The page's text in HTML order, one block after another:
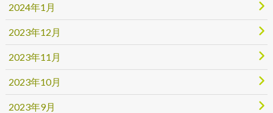
2024年1月
2023年12月
2023年11月
2023年10月
2023年9月